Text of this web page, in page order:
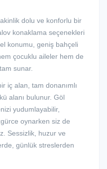
dolu ve konforlu bir
konaklama seçenekleri
konumu, geniş bahçeli
çocuklu aileler hem de
sunar.
iç alan, tam donanımlı
alanı bulunur. Göl
yudumlayabilir,
oynarken siz de
Sessizlik, huzur ve
günlük streslerden